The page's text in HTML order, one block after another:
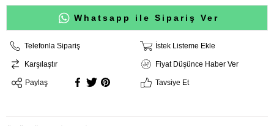
Whatsapp ile Sipariş Ver
Telefonla Sipariş İstek Listeme Ekle
Karşılaştır Fiyat Düşünce Haber Ver
Paylaş Tavsiye Et